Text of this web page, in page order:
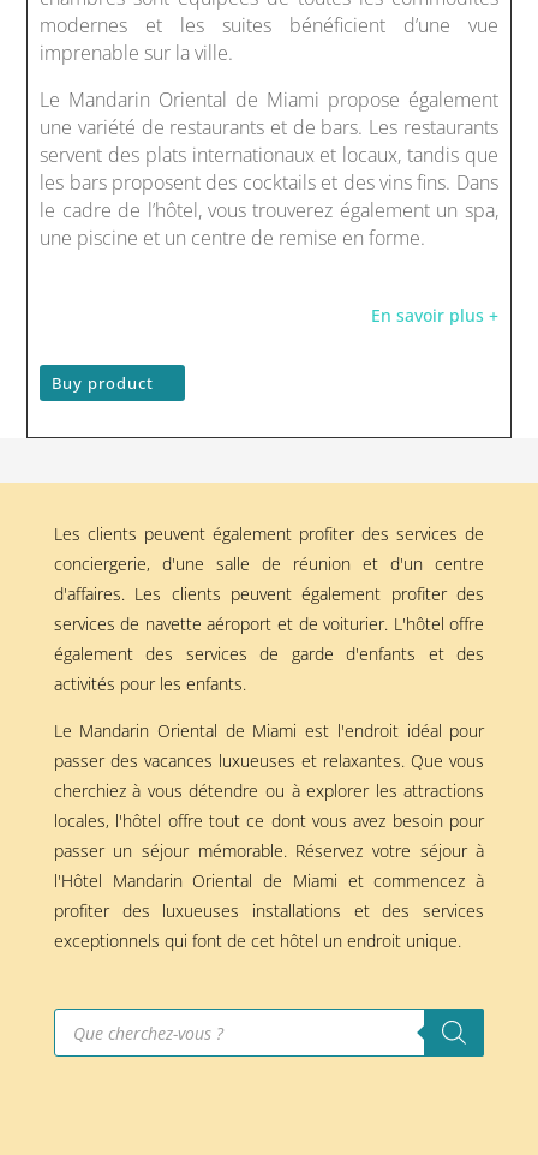
modernes et les suites bénéficient d’une vue
imprenable sur la ville.
Le Mandarin Oriental de Miami propose également
une variété de restaurants et de bars. Les restaurants
servent des plats internationaux et locaux, tandis que
les bars proposent des cocktails et des vins fins. Dans
le cadre de l’hôtel, vous trouverez également un spa,
une piscine et un centre de remise en forme.
En savoir plus +
Buy product
Les clients peuvent également profiter des services de
conciergerie, d'une salle de réunion et d'un centre
d'affaires. Les clients peuvent également profiter des
services de navette aéroport et de voiturier. L'hôtel offre
également des services de garde d'enfants et des
activités pour les enfants.
Le Mandarin Oriental de Miami est l'endroit idéal pour
passer des vacances luxueuses et relaxantes. Que vous
cherchiez à vous détendre ou à explorer les attractions
locales, l'hôtel offre tout ce dont vous avez besoin pour
passer un séjour mémorable. Réservez votre séjour à
l'Hôtel Mandarin Oriental de Miami et commencez à
profiter des luxueuses installations et des services
exceptionnels qui font de cet hôtel un endroit unique.
Recherche
produits